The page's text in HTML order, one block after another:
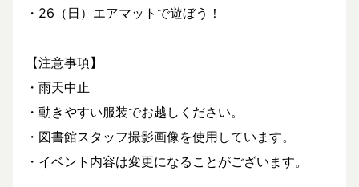
・26（日）エアマットで遊ぼう！
【注意事項】
・雨天中止
・動きやすい服装でお越しください。
・図書館スタッフ撮影画像を使用しています。
・イベント内容は変更になることがございます。